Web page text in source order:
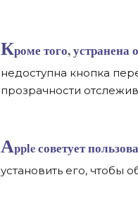
Кроме того, устранена
недоступна кнопка
прозрачности
Apple советует
установить его, чтобы